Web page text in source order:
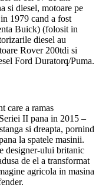
si diesel, motoare pe
1979 cand a fost
Buick) (folosit in
diesel au
Rover 200tdi si
Ford Duratorq/Puma.
care a ramas
II pana in 2015 –
si dreapta, pornind
la spatele masinii.
designer-ului britanic
de el a transformat
agricola in masina